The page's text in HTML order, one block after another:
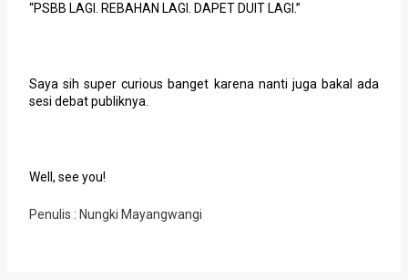
“PSBB LAGI. REBAHAN LAGI. DAPET DUIT LAGI.”
Saya sih super curious banget karena nanti juga bakal ada
sesi debat publiknya.
Well, see you!
Penulis : Nungki Mayangwangi